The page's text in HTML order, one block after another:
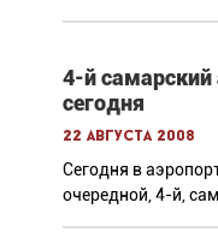
4-й самарский
сегодня
22 августа 2008
Сегодня в
очередной, 4-й,